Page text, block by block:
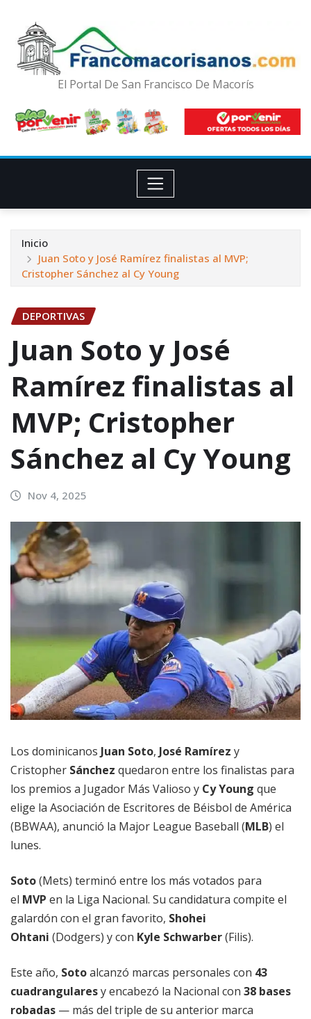
El Portal De San Francisco De Macorís
Inicio
Juan Soto y José Ramírez finalistas al MVP;
Cristopher Sánchez al Cy Young
DEPORTIVAS
Juan Soto y José
Ramírez finalistas al
MVP; Cristopher
Sánchez al Cy Young
Nov 4, 2025
Los dominicanos Juan Soto, José Ramírez y
Cristopher Sánchez quedaron entre los finalistas para
los premios a Jugador Más Valioso y Cy Young que
elige la Asociación de Escritores de Béisbol de América
(BBWAA), anunció la Major League Baseball (MLB) el
lunes.
Soto(Mets) terminó entre los más votados para
el MVP en la Liga Nacional. Su candidatura compite el
galardón con el gran favorito, Shohei
Ohtani (Dodgers) y con Kyle Schwarber(Filis).
Este año, Sotoalcanzó marcas personales con 43
cuadrangularesy encabezó la Nacional con 38 bases
robadas — más del triple de su anterior marca